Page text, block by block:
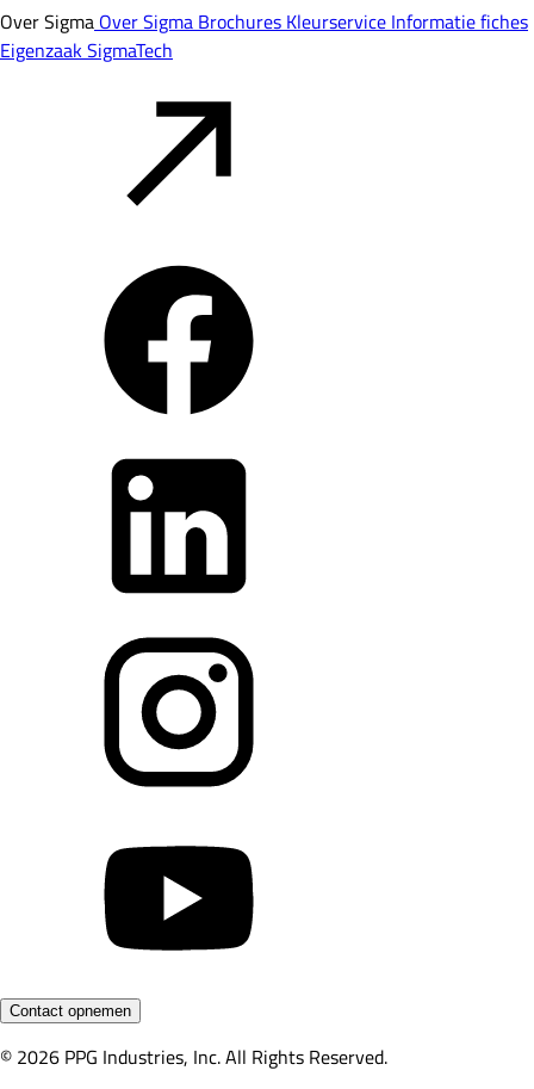
Over Sigma Over Sigma Brochures Kleurservice Informatie fiches
EigenzaakSigmaTech
Contact opnemen
© 2026 PPG Industries, Inc. All Rights Reserved.